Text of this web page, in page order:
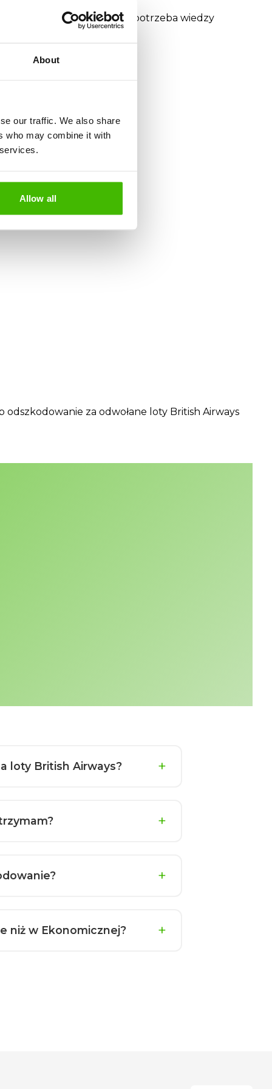
About
our traffic. We also share
who may combine it with
Allow all
Nie płacisz nic z góry. Nie potrzeba wiedzy
za odwołane loty British Airways
loty British Airways?
niż w Ekonomicznej?